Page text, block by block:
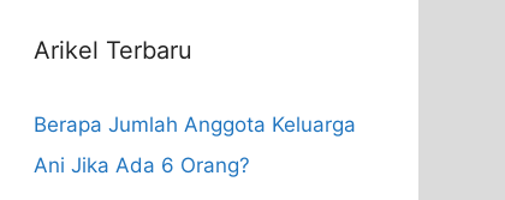
Arikel Terbaru
Berapa Jumlah Anggota Keluarga
Ani Jika Ada 6 Orang?